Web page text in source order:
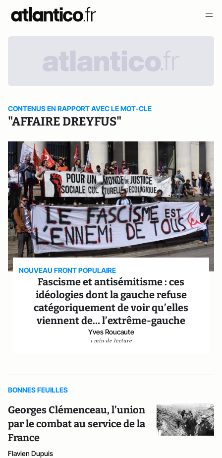
CONTENUS EN RAPPORT AVEC LE MOT-CLE
"AFFAIRE DREYFUS"
NOUVEAU FRONT POPULAIRE
Fascisme et antisémitisme : ces
idéologies dont la gauche refuse
catégoriquement de voir qu’elles
viennent de… l’extrême-gauche
Yves Roucaute
1 min de lecture
BONNES FEUILLES
Georges Clémenceau, l’union
par le combat au service de la
France
Flavien Dupuis